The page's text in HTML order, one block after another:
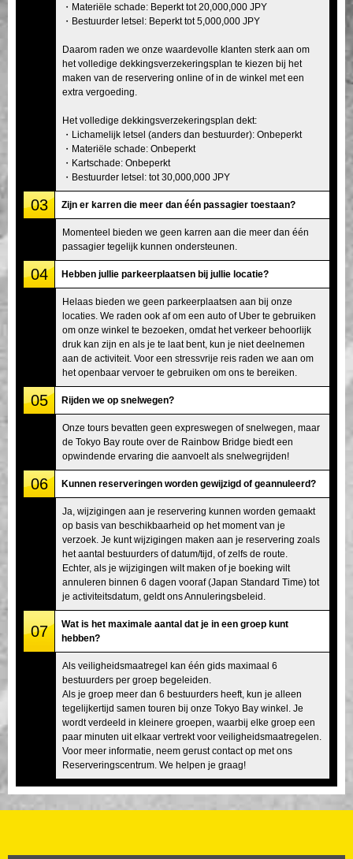
・Materiële schade: Beperkt tot 20,000,000 JPY
・Bestuurder letsel: Beperkt tot 5,000,000 JPY
Daarom raden we onze waardevolle klanten sterk aan om
het volledige dekkingsverzekeringsplan te kiezen bij het
maken van de reservering online of in de winkel met een
extra vergoeding.
Het volledige dekkingsverzekeringsplan dekt:
・Lichamelijk letsel (anders dan bestuurder): Onbeperkt
・Materiële schade: Onbeperkt
・Kartschade: Onbeperkt
・Bestuurder letsel: tot 30,000,000 JPY
03 Zijn er karren die meer dan één passagier toestaan?
Momenteel bieden we geen karren aan die meer dan één
passagier tegelijk kunnen ondersteunen.
04 Hebben jullie parkeerplaatsen bij jullie locatie?
Helaas bieden we geen parkeerplaatsen aan bij onze
locaties. We raden ook af om een auto of Uber te gebruiken
om onze winkel te bezoeken, omdat het verkeer behoorlijk
druk kan zijn en als je te laat bent, kun je niet deelnemen
aan de activiteit. Voor een stressvrije reis raden we aan om
het openbaar vervoer te gebruiken om ons te bereiken.
05 Rijden we op snelwegen?
Onze tours bevatten geen expreswegen of snelwegen, maar
de Tokyo Bay route over de Rainbow Bridge biedt een
opwindende ervaring die aanvoelt als snelwegrijden!
06 Kunnen reserveringen worden gewijzigd of geannuleerd?
Ja, wijzigingen aan je reservering kunnen worden gemaakt
op basis van beschikbaarheid op het moment van je
verzoek. Je kunt wijzigingen maken aan je reservering zoals
het aantal bestuurders of datum/tijd, of zelfs de route.
Echter, als je wijzigingen wilt maken of je boeking wilt
annuleren binnen 6 dagen vooraf (Japan Standard Time) tot
je activiteitsdatum, geldt ons Annuleringsbeleid.
07
Wat is het maximale aantal dat je in een groep kunt
hebben?
Als veiligheidsmaatregel kan één gids maximaal 6
bestuurders per groep begeleiden.
Als je groep meer dan 6 bestuurders heeft, kun je alleen
tegelijkertijd samen touren bij onze Tokyo Bay winkel. Je
wordt verdeeld in kleinere groepen, waarbij elke groep een
paar minuten uit elkaar vertrekt voor veiligheidsmaatregelen.
Voor meer informatie, neem gerust contact op met ons
Reserveringscentrum. We helpen je graag!